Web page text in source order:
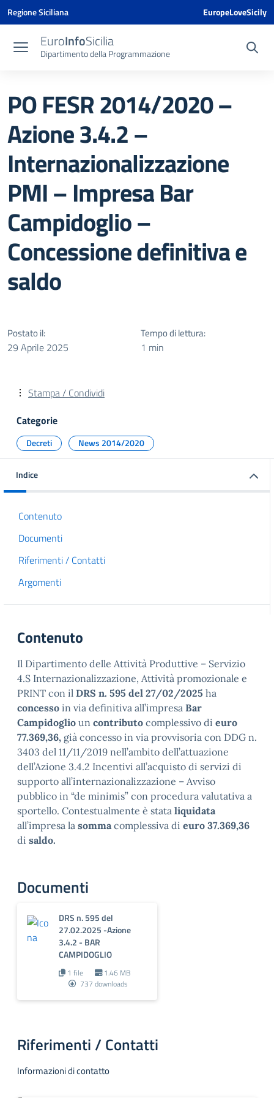
Vai ai contenuti
Vai al menu di navigazione
Vai al footer
Vai al banner delle Cookie Policy
Regione Siciliana EuropeLoveSicily
EuroInfoSicilia
Dipartimento della Programmazione
PO FESR 2014/2020 –
Azione 3.4.2 –
Internazionalizzazione
PMI – Impresa Bar
Campidoglio –
Concessione definitiva e
saldo
Postato il:
29 Aprile 2025
Tempo di lettura:
1 min
Stampa / Condividi
Categorie
Decreti News 2014/2020
Indice
Contenuto
Documenti
Riferimenti / Contatti
Argomenti
Contenuto
Il Dipartimento delle Attività Produttive – Servizio
4.S Internazionalizzazione, Attività promozionale e
PRINT con il DRS n. 595 del 27/02/2025 ha
concesso in via definitiva all’impresa Bar
Campidoglio un contributo complessivo di euro
77.369,36, già concesso in via provvisoria con DDG n.
3403 del 11/11/2019 nell’ambito dell’attuazione
dell’Azione 3.4.2 Incentivi all’acquisto di servizi di
supporto all’internazionalizzazione – Avviso
pubblico in “de minimis” con procedura valutativa a
sportello. Contestualmente è stata liquidata
all’impresa la sommacomplessiva di euro 37.369,36
di saldo.
Documenti
DRS n. 595 del
27.02.2025 -Azione
3.4.2 - BAR
CAMPIDOGLIO
1 file
1.46 MB
737 downloads
Riferimenti / Contatti
Informazioni di contatto